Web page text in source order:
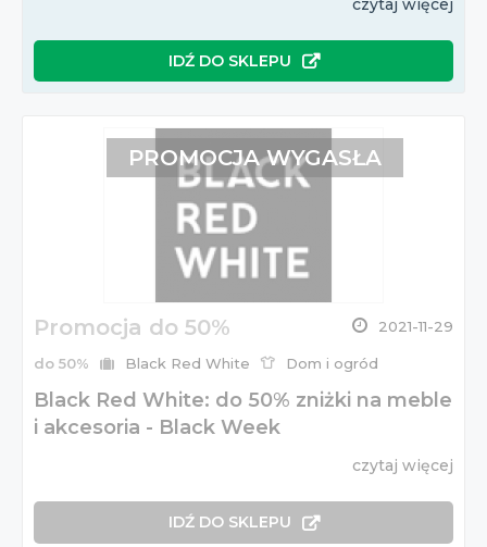
czytaj więcej
IDŹ DO SKLEPU
Promocja do 50% 2021-11-29
do 50% Black Red White Dom i ogród
Black Red White: do 50% zniżki na meble
i akcesoria - Black Week
czytaj więcej
IDŹ DO SKLEPU
PROMOCJA WYGASŁA